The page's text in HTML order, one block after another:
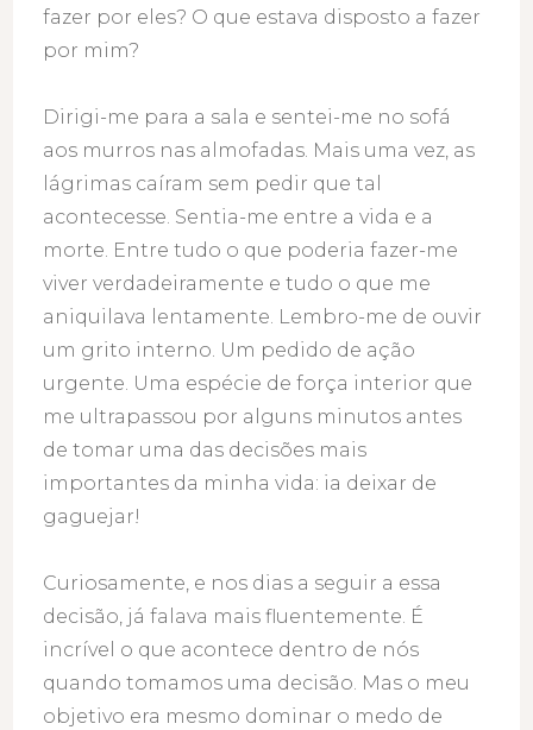
fazer por eles? O que estava disposto a fazer
por mim?
Dirigi-me para a sala e sentei-me no sofá
aos murros nas almofadas. Mais uma vez, as
lágrimas caíram sem pedir que tal
acontecesse. Sentia-me entre a vida e a
morte. Entre tudo o que poderia fazer-me
viver verdadeiramente e tudo o que me
aniquilava lentamente. Lembro-me de ouvir
um grito interno. Um pedido de ação
urgente. Uma espécie de força interior que
me ultrapassou por alguns minutos antes
de tomar uma das decisões mais
importantes da minha vida: ia deixar de
gaguejar!
Curiosamente, e nos dias a seguir a essa
decisão, já falava mais fluentemente. É
incrível o que acontece dentro de nós
quando tomamos uma decisão. Mas o meu
objetivo era mesmo dominar o medo de